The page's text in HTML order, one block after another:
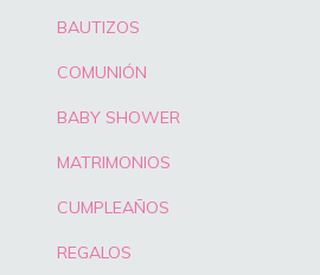
BAUTIZOS
COMUNIÓN
BABY SHOWER
MATRIMONIOS
CUMPLEAÑOS
REGALOS